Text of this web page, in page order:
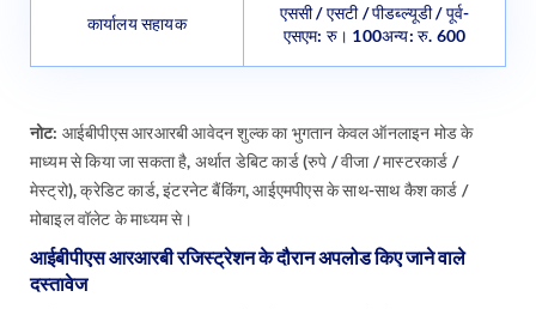
कार्यालय सहायक
एससी / एसटी / पीडब्ल्यूडी / पूर्व-
एसएम: रु। 100अन्य: रु. 600
नोट: आईबीपीएस आरआरबी आवेदन शुल्क का भुगतान केवल ऑनलाइन मोड के
माध्यम से किया जा सकता है, अर्थात डेबिट कार्ड (रुपे / वीजा / मास्टरकार्ड /
मेस्ट्रो), क्रेडिट कार्ड, इंटरनेट बैंकिंग, आईएमपीएस के साथ-साथ कैश कार्ड /
मोबाइल वॉलेट के माध्यम से।
आईबीपीएस आरआरबी रजिस्ट्रेशन के दौरान अपलोड किए जाने वाले
दस्तावेज